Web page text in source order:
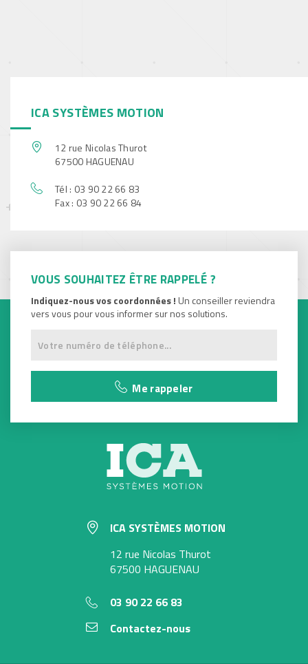
ICA SYSTÈMES MOTION
12 rue Nicolas Thurot
67500 HAGUENAU
Tél : 03 90 22 66 83
Fax : 03 90 22 66 84
VOUS SOUHAITEZ ÊTRE RAPPELÉ ?
Indiquez-nous vos coordonnées ! Un conseiller reviendra
vers vous pour vous informer sur nos solutions.
Me rappeler
ICA SYSTÈMES MOTION
12 rue Nicolas Thurot
67500 HAGUENAU
03 90 22 66 83
Contactez-nous